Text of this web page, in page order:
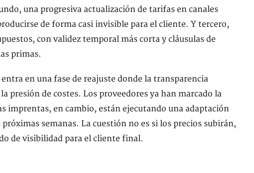
una progresiva actualización de tarifas en canales
de forma casi invisible para el cliente. Y tercero,
con validez temporal más corta y cláusulas de
primas.
en una fase de reajuste donde la transparencia
presión de costes. Los proveedores ya han marcado la
imprentas, en cambio, están ejecutando una adaptación
semanas. La cuestión no es si los precios subirán,
de visibilidad para el cliente final.